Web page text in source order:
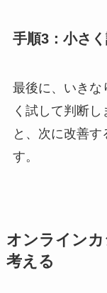
手順3：小さ
最後に、いきな
く試して判断し
と、次に改善す
す。
オンライン
考える